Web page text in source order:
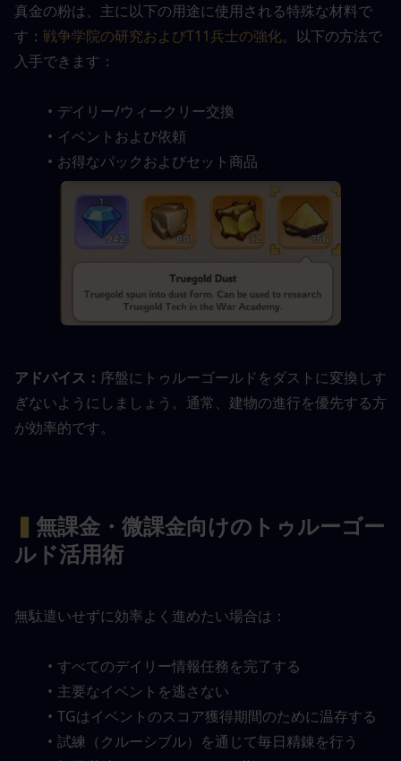
真金の粉は、主に以下の用途に使用される特殊な材料で
す： 戦争学院の研究およびT11兵士の強化。以下の方法で
入手できます：
デイリー/ウィークリー交換
イベントおよび依頼
お得なパックおよびセット商品
アドバイス： 序盤にトゥルーゴールドをダストに変換しす
ぎないようにしましょう。通常、建物の進行を優先する方
が効率的です。
▍ 無課金・微課金向けのトゥルーゴー
ルド活用術
無駄遣いせずに効率よく進めたい場合は：
すべてのデイリー情報任務を完了する
主要なイベントを逃さない
TGはイベントのスコア獲得期間のために温存する
試練（クルーシブル）を通じて毎日精錬を行う